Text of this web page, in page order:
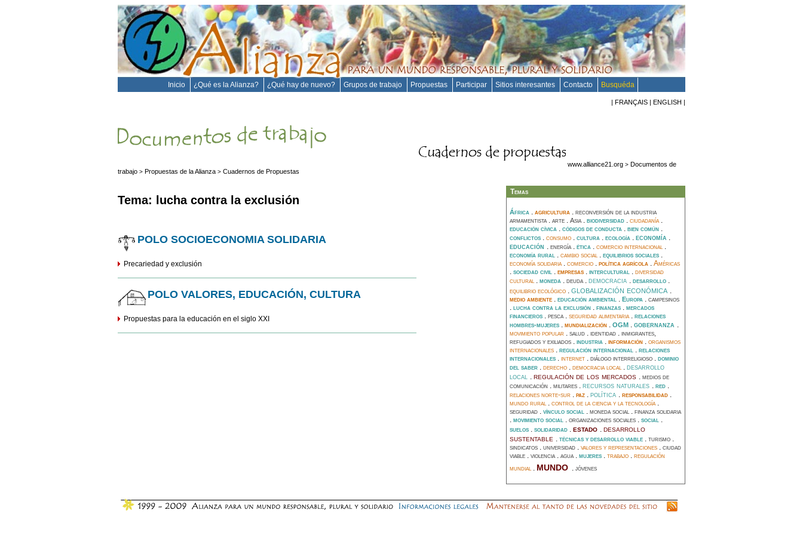
Inicio ¿Qué es la Alianza? ¿Qué hay de nuevo? Grupos de trabajo Propuestas Participar Sitios interesantes Contacto Busquéda
| FRANÇAIS | ENGLISH |
www.alliance21.org > Documentos de
trabajo > Propuestas de la Alianza > Cuadernos de Propuestas
Temas
África . agricultura . reconversión de la industria
armamentista . arte . Asia . biodiversidad . ciudadanía .
educación cívica . códigos de conducta . bien común .
conflictos . consumo . cultura . ecología . economía .
educación . energía . ética . comercio internacional .
economía rural . cambio social . equilibrios sociales .
economía solidaria . comercio . política agrícola . Américas
. sociedad civil . empresas . intercultural . diversidad
cultural . moneda . deuda . democracia . desarrollo .
equilibrio ecológico . globalización económica .
medio ambiente . educación ambiental . Europa . campesinos
. lucha contra la exclusión . finanzas . mercados
financieros . pesca . seguridad alimentaria . relaciones
hombres-mujeres . mundialización . OGM . gobernanza .
movimiento popular . salud . identidad . inmigrantes,
refugiados y exiliados . industria . información . organismos
internacionales . regulación internacional . relaciones
internacionales . internet . diálogo interreligioso . dominio
del saber . derecho . democracia local . desarrollo
local . regulación de los mercados . medios de
comunicación . militares . recursos naturales . red .
relaciones norte-sur . paz . política . responsabilidad .
mundo rural . control de la ciencia y la tecnología .
seguridad . vínculo social . moneda social . finanza solidaria
. movimiento social . organizaciones sociales . social .
suelos . solidaridad . estado . desarrollo
sustentable . técnicas y desarrollo viable . turismo .
sindicatos . universidad . valores y representaciones . ciudad
viable . violencia . agua . mujeres . trabajo . regulación
mundial . mundo . jóvenes
Tema: lucha contra la exclusión
POLO SOCIOECONOMIA SOLIDARIA
Precariedad y exclusión
POLO VALORES, EDUCACIÓN, CULTURA
Propuestas para la educación en el siglo XXI